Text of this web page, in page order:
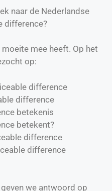
naar de Nederlandse
difference?
mee heeft. Op het
op:
difference
difference
betekenis
betekent?
difference
difference
geven we antwoord op